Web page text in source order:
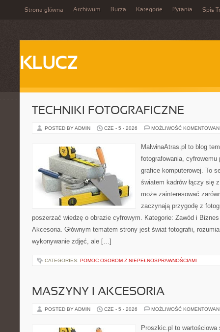
Strona główna Archiwum Burza Kategorie Pytania Spis
KLUCZ
TECHNIKI FOTOGRAFICZNE
POSTED BY ADMIN CZE - 5 - 2026 MOŻLIWOŚĆ
MalwinaAtras.pl to blog
fotografowania, cyfrowemu
grafice komputerowej. To
światem kadrów łączy się
może zainteresować
zaczynają przygodę z
poszerzać wiedzę o obrazie cyfrowym. Kategorie: Zawód i
Akcesoria. Głównym tematem strony jest świat fotografii,
wykonywanie zdjęć, ale […]
CATEGORIES: POMOC OSOBOM Z NIEPEŁNOSPRAWNOŚCIAMI
MASZYNY I AKCESORIA
POSTED BY ADMIN CZE - 5 - 2026 MOŻLIWOŚĆ
Proszkic.pl to wartościowa